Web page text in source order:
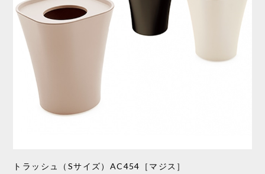
トラッシュ（Sサイズ）AC454［マジス］